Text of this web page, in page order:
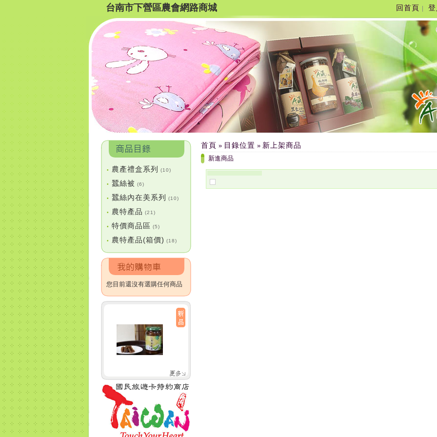
台南市下營區農會網路商城 回首頁
• 農產禮盒系列 (10)
• 蠶絲被 (6)
• 蠶絲內在美系列 (10)
• 農特產品 (21)
• 特價商品區 (5)
• 農特產品(箱價) (18)
您目前還沒有選購任何商品
首頁 » 目錄位置 » 新上架商品
新進商品